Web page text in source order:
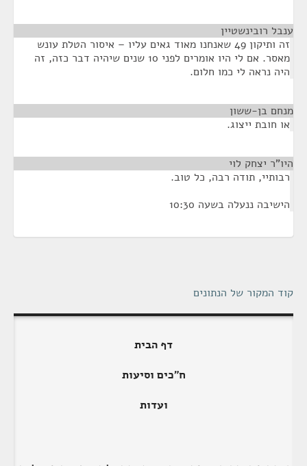
ענבל רובינשטיין
זה ותיקון 49 שאנחנו מאוד גאים עליו – איסור הטלת עונש
מאסר. אם לי היו אומרים לפני 10 שנים שיהיה דבר כזה, זה
היה נראה לי כמו חלום.
מנחם בן-ששון
או חובת ייצוג.
היו"ר יצחק לוי
רבותיי, תודה רבה, כל טוב.
הישיבה ננעלה בשעה 10:30
קוד המקור של הנתונים
דף הבית
ח"כים וסיעות
ועדות